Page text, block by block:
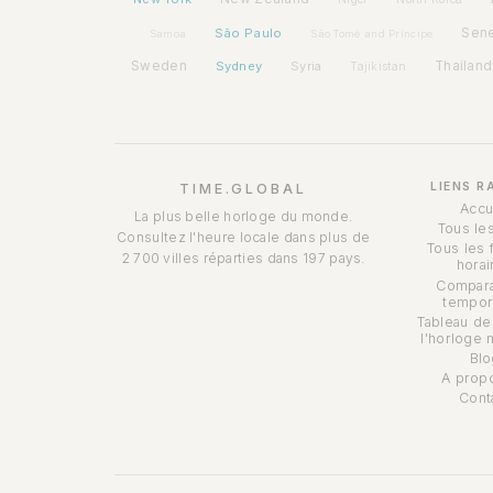
Samoa São Paulo São Tomé and Príncipe
Sweden Sydney Syria Tajikistan Thailand
TIME.GLOBAL
La plus belle horloge du monde.
Consultez l'heure locale dans plus de
2 700 villes réparties dans 197 pays.
LIENS
Tous
Tous les
Tableau
l'horloge
A